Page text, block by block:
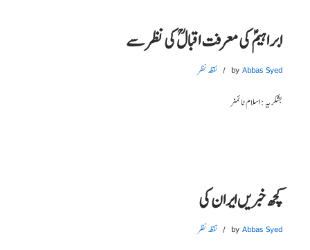
ابراہیمؑ کی معرفت اقبالؒ کی نظر سے
by Abbas Syed نقطہ نظر
بشکریہ : اسلام ٹائمز
کچھ خبریں ایران کی
by Abbas Syed نقطہ نظر